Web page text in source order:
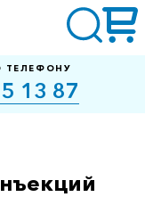
ТЕЛЕФОНУ
13 87